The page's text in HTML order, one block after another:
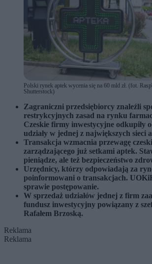
Polski rynek aptek wycenia się na 60 mld zł. (fot.
Shutterstock)
Zagraniczni przedsiębiorcy znaleźli
restrykcyjnych zasad na rynku
Czeskie firmy inwestycyjne odkupiły
udziały w jednej z największych sieci
Transakcja wzmacnia przewagę
zarządzającego już setkami aptek.
pieniądze, ale też bezpieczeństwo
Urzędnicy, którzy odpowiadają za
poinformowani o transakcjach.
sprawie postępowanie.
W sprzedaż udziałów jednej z firm
fundusz inwestycyjny powiązany z
Rafałem Brzoską.
Reklama
Reklama